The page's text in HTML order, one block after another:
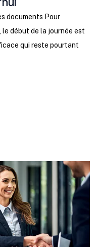
documents Pour
début de la journée est
qui reste pourtant